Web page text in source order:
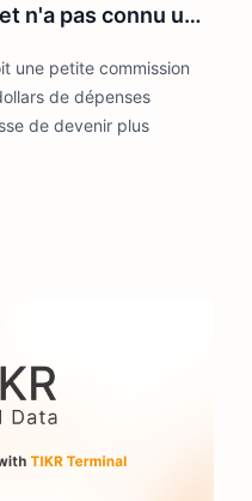
n'a pas connu une
une petite commission
de dépenses
de devenir plus